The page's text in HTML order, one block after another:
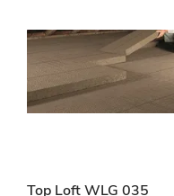
Top Loft WLG 035